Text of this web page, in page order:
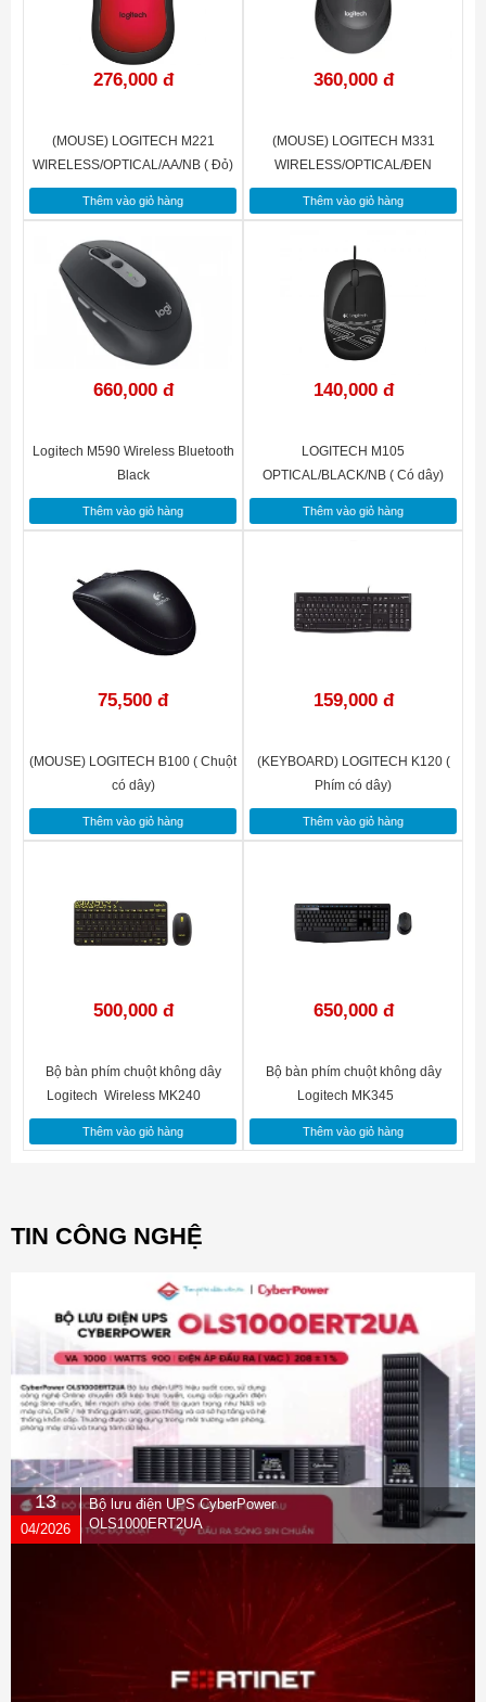
276,000 đ
(MOUSE) LOGITECH M221
WIRELESS/OPTICAL/AA/NB ( Đỏ)
Thêm vào giỏ hàng
360,000 đ
(MOUSE) LOGITECH M331
WIRELESS/OPTICAL/ĐEN
(BLACK)
Thêm vào giỏ hàng
660,000 đ
Logitech M590 Wireless Bluetooth
Black
Thêm vào giỏ hàng
140,000 đ
LOGITECH M105
OPTICAL/BLACK/NB ( Có dây)
Thêm vào giỏ hàng
75,500 đ
(MOUSE) LOGITECH B100 ( Chuột
có dây)
Thêm vào giỏ hàng
159,000 đ
(KEYBOARD) LOGITECH K120 (
Phím có dây)
Thêm vào giỏ hàng
500,000 đ
Bộ bàn phím chuột không dây
Logitech Wireless MK240
Thêm vào giỏ hàng
650,000 đ
Bộ bàn phím chuột không dây
Logitech MK345
Thêm vào giỏ hàng
TIN CÔNG NGHỆ
13
04/2026
Bộ lưu điện UPS CyberPower
OLS1000ERT2UA